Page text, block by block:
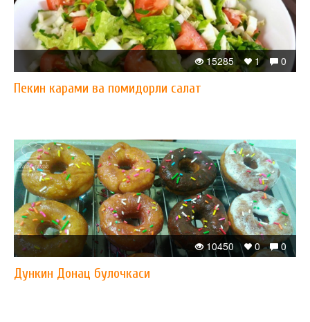
0
1
15285
Пекин карами ва помидорли салат
0
0
10450
Дункин Донац булочкаси